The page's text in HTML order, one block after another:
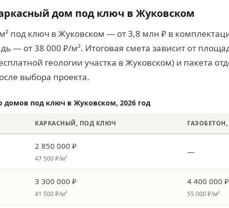
дом под ключ в Жуковском
под ключ в Жуковском — от 3,8 млн ₽ в
— от 38 000 ₽/м². Итоговая смета зависит от
геологии участка в Жуковском) и пакета
выбора проекта.
домов под ключ в Жуковском, 2026 год
КАРКАСНЫЙ, ПОД КЛЮЧ
2 850 000 ₽
47 500 ₽/м²
—
3 300 000 ₽
41 500 ₽/м²
4 400 000 ₽
55 000 ₽/м²